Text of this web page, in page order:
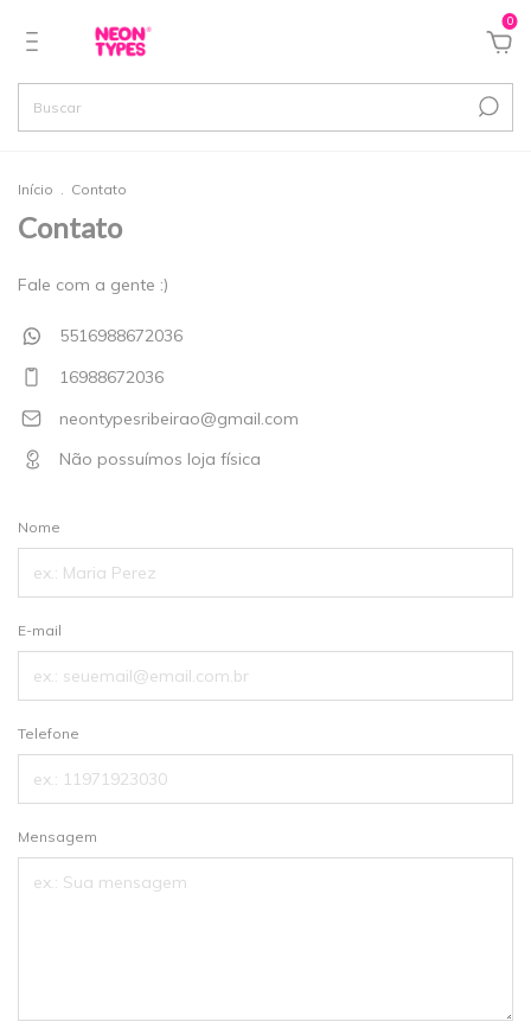
0
Início . Contato
Contato
Fale com a gente :)
5516988672036
16988672036
neontypesribeirao@gmail.com
Não possuímos loja física
Nome
E-mail
Telefone
Mensagem